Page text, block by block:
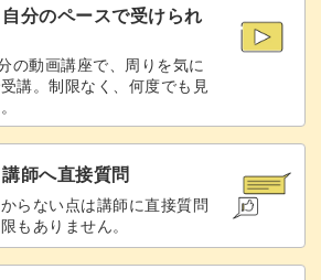
ックスを編みこんで作っています。
で解説しています。
使い方
ングする 20:33
分のペースで受けられ
の動画講座で、周りを気に
講。制限なく、何度でも見
師へ直接質問
らない点は講師に直接質問
もありません。